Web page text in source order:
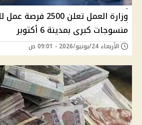
وزارة العمل تعلن
منسوجات كبرى بمدينة 6 أكتوبر
الأربعاء 24/يونيو/2026 - 09:01 ص